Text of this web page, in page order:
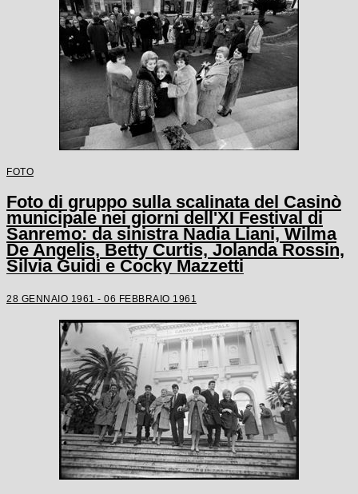
FOTO
Foto di gruppo sulla scalinata del Casinò
municipale nei giorni dell'XI Festival di
Sanremo: da sinistra Nadia Liani, Wilma
De Angelis, Betty Curtis, Jolanda Rossin,
Silvia Guidi e Cocky Mazzetti
28 GENNAIO 1961 - 06 FEBBRAIO 1961